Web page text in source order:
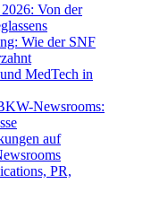
Von der
Wie der SNF
MedTech in
Newsrooms:
auf
PR,